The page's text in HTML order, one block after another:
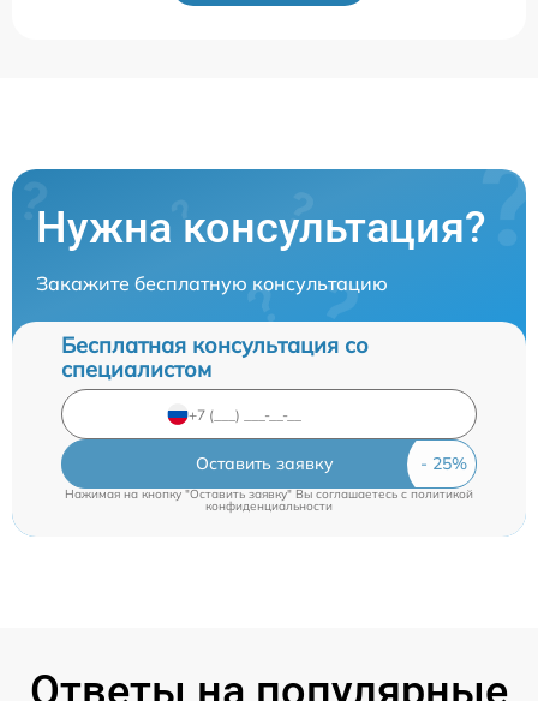
Нужна консультация?
Закажите бесплатную консультацию
Бесплатная консультация со
специалистом
Оставить заявку
Нажимая на кнопку "Оставить заявку" Вы соглашаетесь c политикой
конфиденциальности